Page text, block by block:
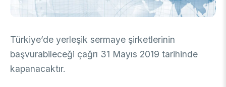
Arşiv
Üretken Yapay Zekâ Rehberi
DESTEKLER
Akademik
Ulusal Programlar
Uluslararası Programlar
Sanayi
Türkiye’de yerleşik sermaye şirketlerinin
başvurabileceği çağrı 31 Mayıs 2019 tarihinde
kapanacaktır.